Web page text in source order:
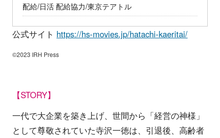
配給/日活 配給協力/東京テアトル
公式サイト https://hs-movies.jp/hatachi-kaeritai/
©2023 IRH Press
【STORY】
一代で大企業を築き上げ、世間から「経営の神様」
として尊敬されていた寺沢一徳は、引退後、高齢者